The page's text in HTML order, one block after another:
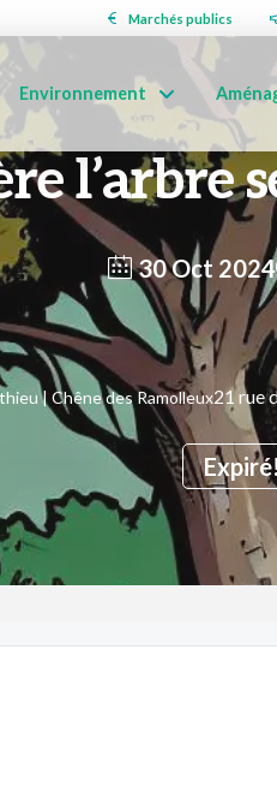
Marchés publics
Environnement
l’arbre
30 Oct 2024
Expiré!
| Chêne des Ramolleux21 rue